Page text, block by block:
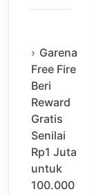
Garena
Free Fire
Beri
Reward
Gratis
Senilai
Rp1 Juta
untuk
100.000